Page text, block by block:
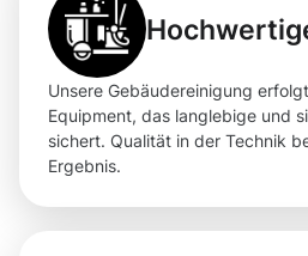
Unsere Gebäudereinigung
Equipment, das langlebige und
sichert. Qualität in der Technik
Ergebnis.